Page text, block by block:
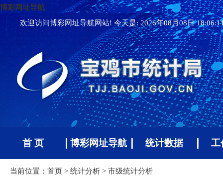
博彩网址导航
欢迎访问博彩网址导航网站! 今天是:2026年08月08日
首 页 博彩网址导航 统计数据 工
当前位置： 首页 > 统计分析 > 市级统计分析